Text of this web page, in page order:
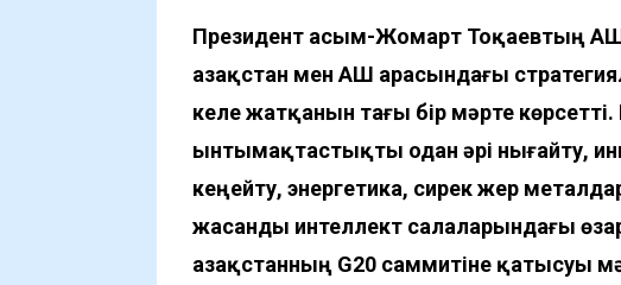
Президент Қасым-Жомарт Тоқаевтың
Қазақстан мен АҚШ арасындағы
келе жатқанын тағы бір мәрте
ынтымақтастықты одан әрі нығайту,
кеңейту, энергетика, сирек жер
жасанды интеллект салаларындағы
Қазақстанның G20 саммитіне қатысуы